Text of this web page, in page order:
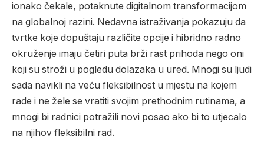
ionako čekale, potaknute digitalnom transformacijom
na globalnoj razini. Nedavna istraživanja pokazuju da
tvrtke koje dopuštaju različite opcije i hibridno radno
okruženje imaju četiri puta brži rast prihoda nego oni
koji su stroži u pogledu dolazaka u ured. Mnogi su ljudi
sada navikli na veću fleksibilnost u mjestu na kojem
rade i ne žele se vratiti svojim prethodnim rutinama, a
mnogi bi radnici potražili novi posao ako bi to utjecalo
na njihov fleksibilni rad.